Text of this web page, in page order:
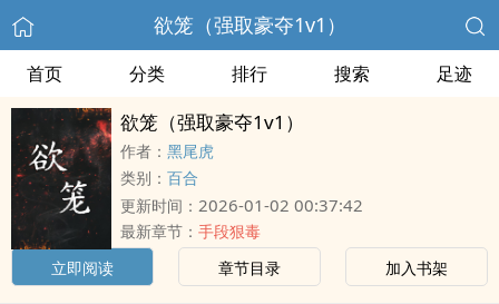
欲笼（强取豪夺1v1）
首页 分类 排行 搜索 足迹
欲笼（强取豪夺1v1）
作者： 黑尾虎
类别： 百合
更新时间： 2026-01-02 00:37:42
最新章节： 手段狠毒
立即阅读
章节目录 加入书架